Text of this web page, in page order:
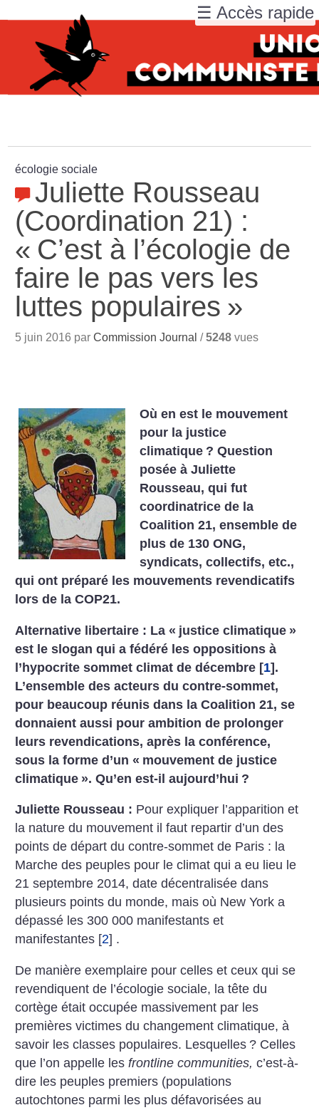
écologie sociale
Juliette Rousseau
(Coordination 21) :
« C’est à l’écologie de
faire le pas vers les
luttes populaires »
5 juin 2016 parCommission Journal /5248 vues
Où en est le mouvement
pour la justice
climatique ? Question
posée à Juliette
Rousseau, qui fut
coordinatrice de la
Coalition 21, ensemble de
plus de 130 ONG,
syndicats, collectifs, etc.,
qui ont préparé les mouvements revendicatifs
lors de la COP21.
Alternative libertaire : La « justice climatique »
est le slogan qui a fédéré les oppositions à
l’hypocrite sommet climat de décembre [1].
L’ensemble des acteurs du contre-sommet,
pour beaucoup réunis dans la Coalition 21, se
donnaient aussi pour ambition de prolonger
leurs revendications, après la conférence,
sous la forme d’un « mouvement de justice
climatique ». Qu’en est-il aujourd’hui ?
Juliette Rousseau : Pour expliquer l’apparition et
la nature du mouvement il faut repartir d’un des
points de départ du contre-sommet de Paris : la
Marche des peuples pour le climat qui a eu lieu le
21 septembre 2014, date décentralisée dans
plusieurs points du monde, mais où New York a
dépassé les 300 000 manifestants et
manifestantes [2] .
De manière exemplaire pour celles et ceux qui se
revendiquent de l’écologie sociale, la tête du
cortège était occupée massivement par les
premières victimes du changement climatique, à
savoir les classes populaires. Lesquelles ? Celles
que l’on appelle lesfrontline communities, c’est-à-
dire les peuples premiers (populations
autochtones parmi les plus défavorisées au
☰ Accès rapide